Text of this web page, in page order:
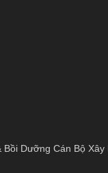
Dưỡng Cán Bộ Xây